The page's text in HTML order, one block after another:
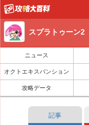
スプラトゥーン2
ニュース
オクトエキスパンション
攻略データ
記事